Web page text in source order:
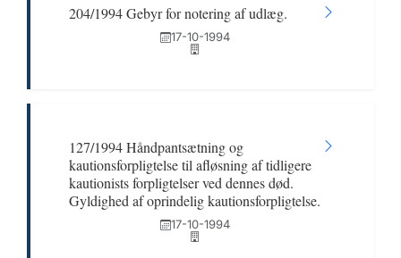
204/1994 Gebyr for notering af udlæg.
17-10-1994
127/1994 Håndpantsætning og
kautionsforpligtelse til afløsning af tidligere
kautionists forpligtelser ved dennes død.
Gyldighed af oprindelig kautionsforpligtelse.
17-10-1994